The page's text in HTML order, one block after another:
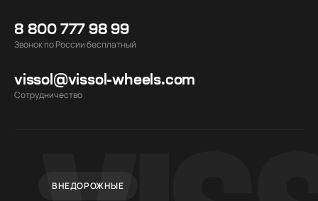
8 800 777 98 99
Звонок по России бесплатный
vissol@vissol-wheels.com
Cотрудничество
ВНЕДОРОЖНЫЕ